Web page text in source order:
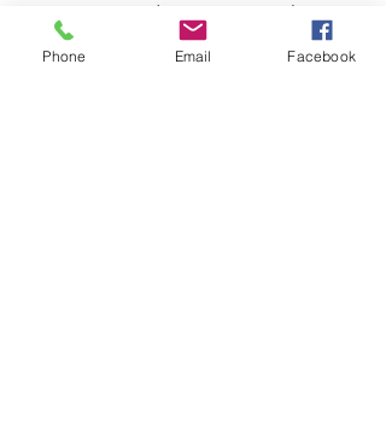
Séance d'écoute musicale
commentée.
Phone Email Facebook